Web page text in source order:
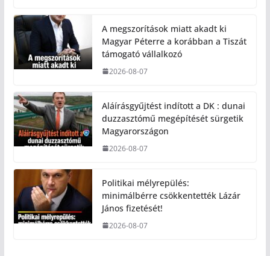
A megszorítások miatt akadt ki
Magyar Péterre a korábban a Tiszát
támogató vállalkozó
2026-08-07
Aláírásgyűjtést indított a DK : dunai
duzzasztómű megépítését sürgetik
Magyarországon
2026-08-07
Politikai mélyrepülés:
minimálbérre csökkentették Lázár
János fizetését!
2026-08-07